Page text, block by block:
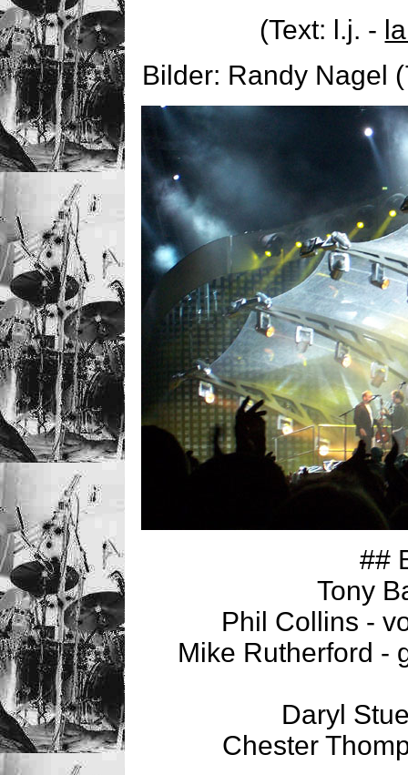
(Text: l.j. -
Bilder: Randy Nagel
##
Tony
Phil Collins -
Mike Rutherford -
Daryl
Chester